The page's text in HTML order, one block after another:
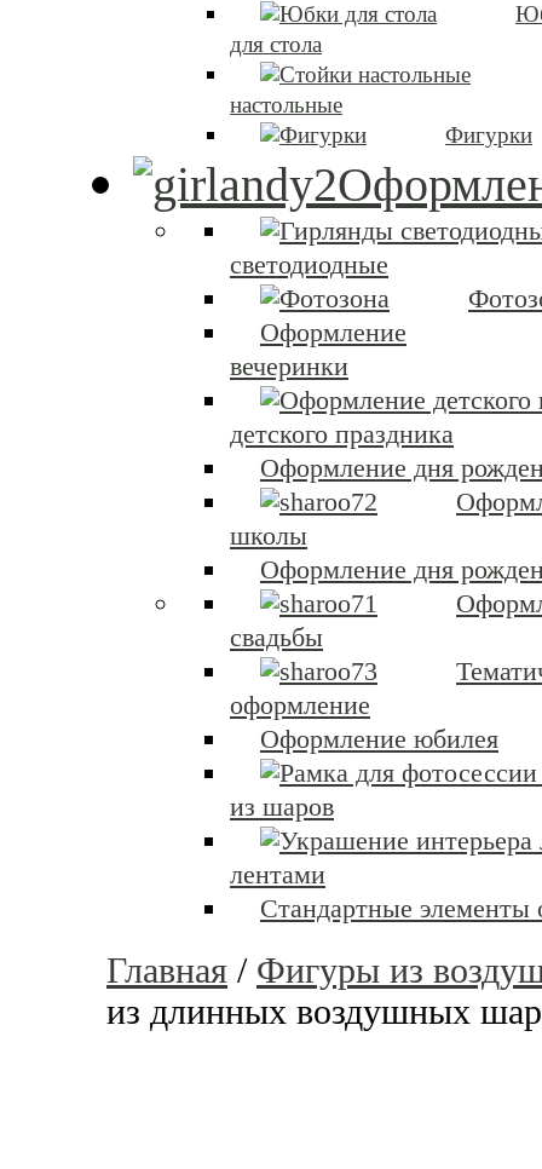
для стола
настольные
Фигурки
светодиодные
Оформление
вечеринки
детского праздника
Оформление дня
школы
Оформление дня
свадьбы
оформление
Оформление юбилея
из шаров
лентами
Стандартные элементы
Главная / Фигуры из
из длинных воздушных